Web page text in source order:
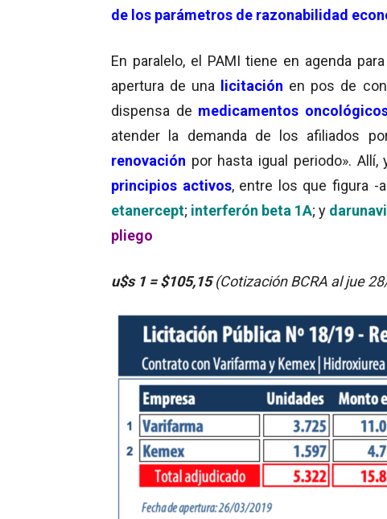
de los parámetros de razonabilidad
En paralelo, el PAMI tiene en agenda
apertura de una licitación en pos de
dispensa de medicamentos
atender la demanda de los afiliados
renovación por hasta igual periodo».
principios activos, entre los que figura -
etanercept; interferón beta 1A; y
pliego
u$s 1 = $105,15(Cotización BCRA al jue